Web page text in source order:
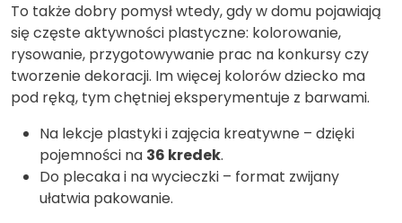
To także dobry pomysł wtedy, gdy w domu pojawiają
się częste aktywności plastyczne: kolorowanie,
rysowanie, przygotowywanie prac na konkursy czy
tworzenie dekoracji. Im więcej kolorów dziecko ma
pod ręką, tym chętniej eksperymentuje z barwami.
Na lekcje plastyki i zajęcia kreatywne – dzięki
pojemności na 36 kredek.
Do plecaka i na wycieczki – format zwijany
ułatwia pakowanie.